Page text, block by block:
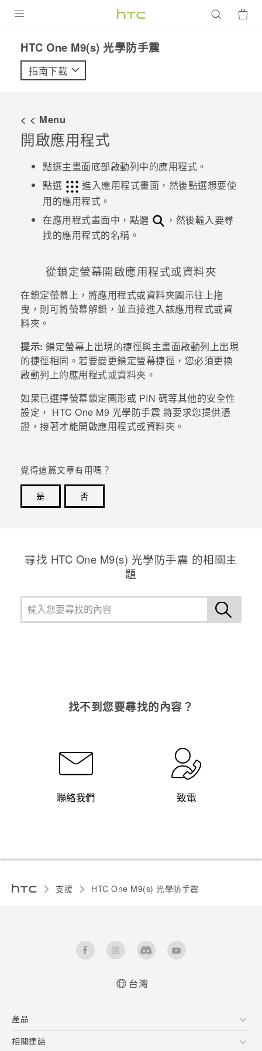
VIVE
優惠專區
焦點訊息
校園專案
銷售門市
銷售通路
支援服務
HTC One M9(s) 光學防手震‎
指南下載
< < Menu
開啟應用程式
點選主畫面底部啟動列中的應用程式。
點選
進入應用程式畫面，然後點選想要使
用的應用程式。
在應用程式畫面中，點選
，然後輸入要尋
找的應用程式的名稱。
從鎖定螢幕開啟應用程式或資料夾
在鎖定螢幕上，將應用程式或資料夾圖示往上拖
曳，則可將螢幕解鎖，並直接進入該應用程式或資
料夾。
提示: 鎖定螢幕上出現的捷徑與主畫面啟動列上出現
的捷徑相同。若要變更鎖定螢幕捷徑，您必須更換
啟動列上的應用程式或資料夾。
如果已選擇螢幕鎖定圖形或 PIN 碼等其他的安全性
設定， HTC One M9 光學防手震 將要求您提供憑
證，接著才能開啟應用程式或資料夾。
覺得這篇文章有用嗎？
是
否
尋找 HTC One M9(s) 光學防手震 的相關主
題
找不到您要尋找的內容？
聯絡我們 致電
支援 HTC One M9(s) 光學防手震‎
台灣
產品
5G
相關連結